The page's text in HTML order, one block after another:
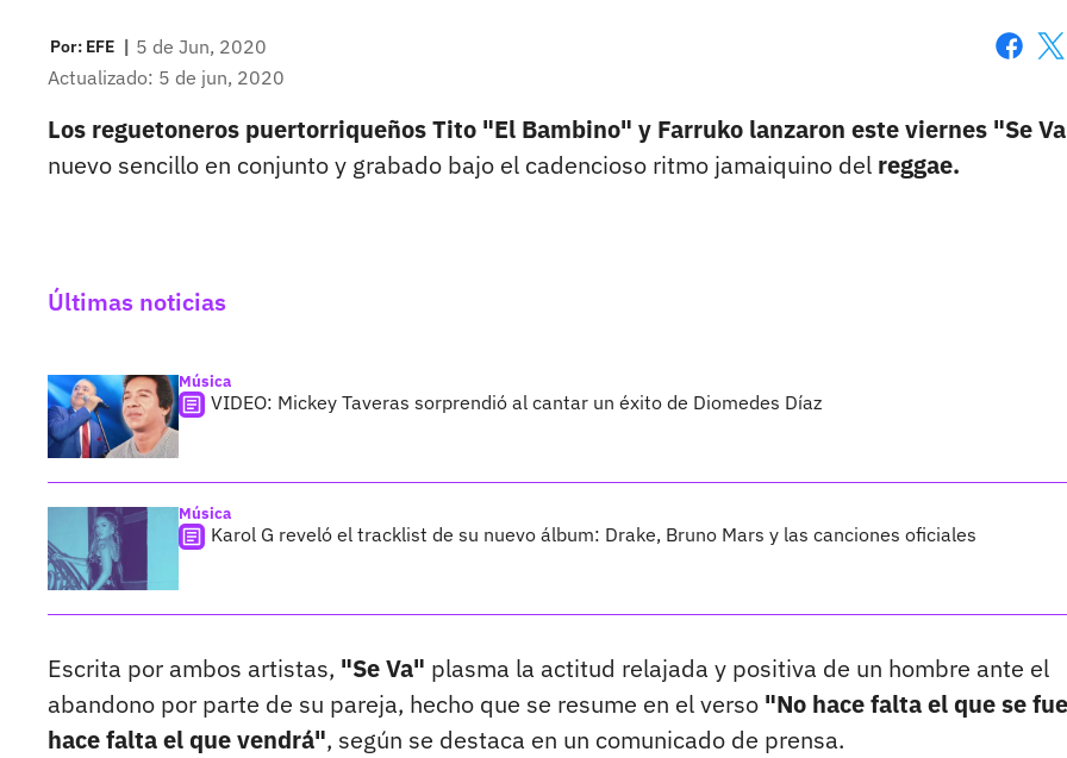
Por: EFE | 5 de Jun, 2020
Actualizado: 5 de jun, 2020
Los reguetoneros puertorriqueños Tito "El Bambino" y Farruko lanzaron este viernes "Se
nuevo sencillo en conjunto y grabado bajo el cadencioso ritmo jamaiquino del reggae.
Últimas noticias
Música
VIDEO: Mickey Taveras sorprendió al cantar un éxito de Diomedes Díaz
Música
Karol G reveló el tracklist de su nuevo álbum: Drake, Bruno Mars y las canciones oficiales
Escrita por ambos artistas, "Se Va" plasma la actitud relajada y positiva de un hombre ante el
abandono por parte de su pareja, hecho que se resume en el verso "No hace falta el que se
hace falta el que vendrá", según se destaca en un comunicado de prensa.